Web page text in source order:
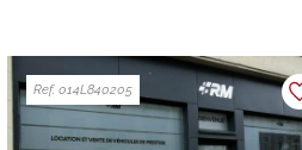
Ref. 014L840205